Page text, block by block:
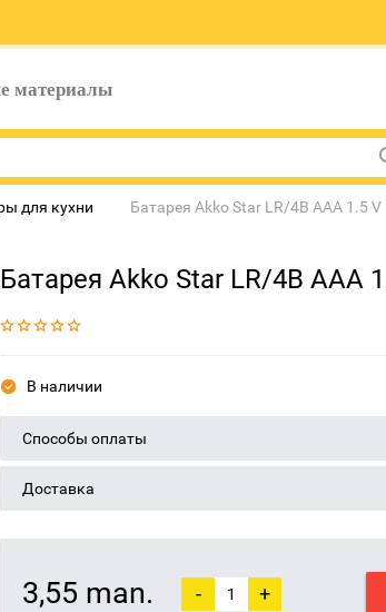
материалы
для кухни Батарея Akko Star LR/4B AAA 1.5 V
Батарея Akko Star LR/4B AAA
В наличии
Способы оплаты
Доставка
3,55 man. - +